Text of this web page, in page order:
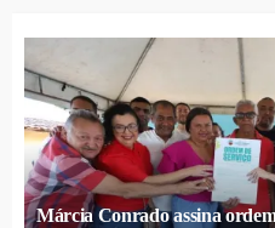
Márcia Conrado assina